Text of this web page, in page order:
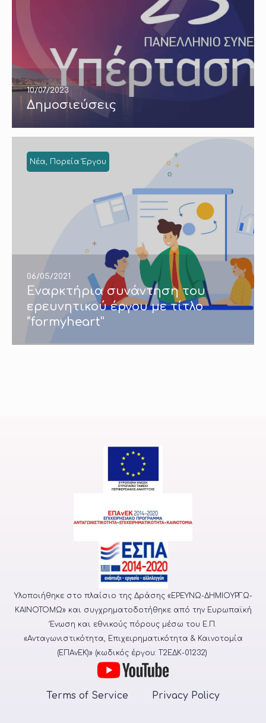
10/07/2023
Δημοσιεύσεις
06/05/2021
Εναρκτήρια συνάντηση του
ερευνητικού έργου με τίτλο
“formyheart”
Νέα Πορεία Έργου
Υλοποιήθηκε στο πλαίσιο της Δράσης «ΕΡΕΥΝΩ-ΔΗΜΙΟΥΡΓΩ-
ΚΑΙΝΟΤΟΜΩ» και συγχρηματοδοτήθηκε από την Ευρωπαϊκή
Ένωση και εθνικούς πόρους μέσω του Ε.Π.
«Ανταγωνιστικότητα, Επιχειρηματικότητα & Καινοτομία
(ΕΠΑνΕΚ)» (κωδικός έργου: Τ2ΕΔΚ-01232)
Terms of Service Privacy Policy